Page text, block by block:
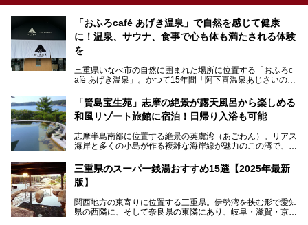
「おふろcafé あげき温泉」で自然を感じて健康
に！温泉、サウナ、食事で心も体も満たされる体験
を
三重県いなべ市の自然に囲まれた場所に位置する「おふろc
afé あげき温泉」。かつて15年間「阿下喜温泉あじさいの
泊が楽しめる施設として2024年4月に新しく生まれ変わりま
した！
ていた施設……。今回は、地元の方から観光客まで楽しめる
「おふろcafé あげき温泉」をじっくりご紹介していきま
「賢島宝生苑」志摩の絶景が露天風呂から楽しめる
和風リゾート旅館に宿泊！日帰り入浴も可能
志摩半島南部に位置する絶景の英虞湾（あごわん）。リアス
海岸と多くの小島が作る複雑な海岸線が魅力のこの湾で、最
らも英虞湾が一望できる人気の旅館「賢島宝生苑（かしこじ
まほうじょうえん）」をご紹介します。日帰り入浴もできま
すよ！
───
提供元：賢島宝生苑【PR】
三重県のスーパー銭湯おすすめ15選【2025年最新
版】
関西地方の東寄りに位置する三重県。伊勢湾を挟む形で愛知
県の西隣に、そして奈良県の東隣にあり、岐阜・滋賀・京